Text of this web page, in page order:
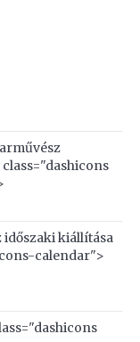
időszaki kiállítása
calendar">